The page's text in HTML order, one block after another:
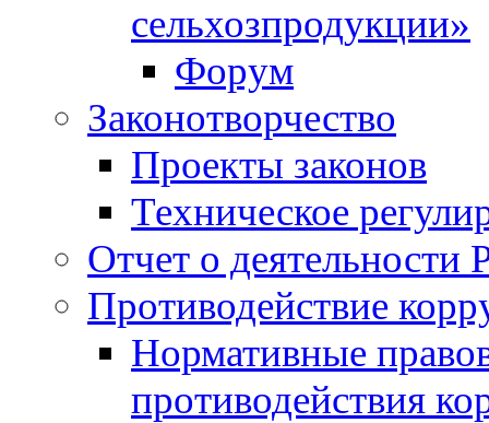
сельхозпродукции»
Форум
Законотворчество
Проекты законов
Техническое
Отчет о деятельности
Противодействие
Нормативные
противодействия